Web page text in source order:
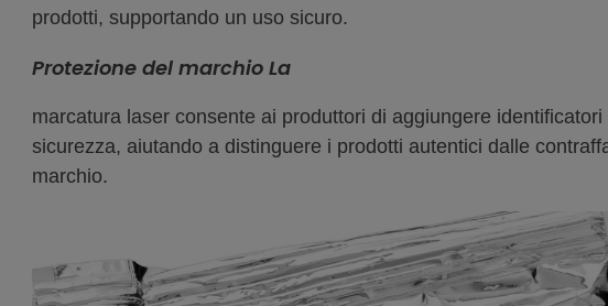
prodotti, supportando un uso sicuro.
Protezione del marchio La
marcatura laser consente ai produttori di aggiungere
sicurezza, aiutando a distinguere i prodotti autentici dalle
marchio.